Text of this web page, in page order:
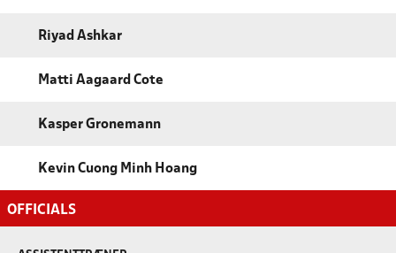
Riyad Ashkar
Matti Aagaard Cote
Kasper Gronemann
Kevin Cuong Minh Hoang
OFFICIALS